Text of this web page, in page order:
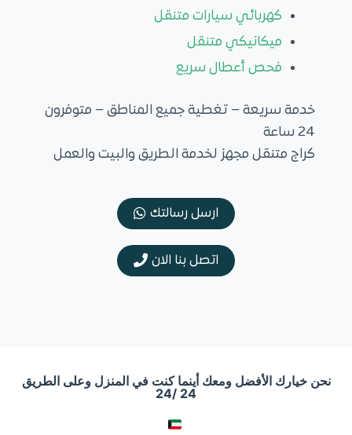
كهربائي سيارات متنقل
ميكانيكي متنقل
فحص أعطال سريع
خدمة سريعة – تغطية جميع المناطق – متوفرون
24 ساعة
كراج متنقل مجهز لخدمة الطريق والبيت والعمل
ارسل رسالتك
اتصل بنا الان
نحن خيارك الأفضل ومعك أينما كنت في المنزل وعلى الطريق
24 /24